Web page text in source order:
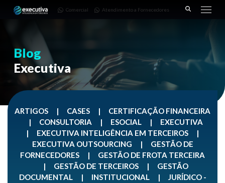
3668-
Pinhais
Comercial Atendimento a Fornecedores
Blog
Executiva
ARTIGOS | CASES |
CERTIFICAÇÃO FINANCEIRA
|
CONSULTORIA | ESOCIAL |
EXECUTIVA
|
EXECUTIVA INTELIGÊNCIA EM TERCEIROS
|
EXECUTIVA OUTSOURCING
|
GESTÃO DE
FORNECEDORES
|
GESTÃO DE FROTA TERCEIRA
|
GESTÃO DE TERCEIROS |
GESTÃO
DOCUMENTAL
| INSTITUCIONAL |
JURÍDICO -